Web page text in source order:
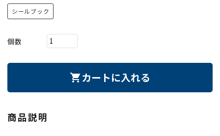
シールブック
個数
shopping_cart カートに入れる
商品説明